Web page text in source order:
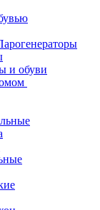
и обуви